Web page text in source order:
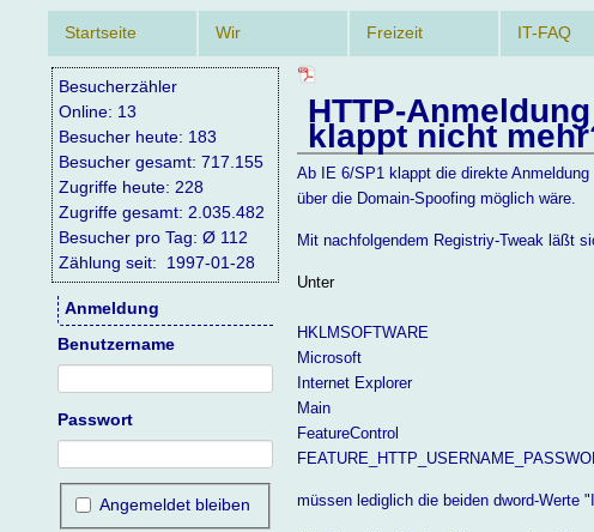
Navigation
überspringen
Startseite Wir Freizeit IT-FAQ
HTTP-
klappt nicht
Ab IE 6/SP1 klappt die direkte
über die Domain-Spoofing möglich wäre.
Mit nachfolgendem Registriy-Tweak läßt
Unter
HKLMSOFTWARE
Microsoft
Internet Explorer
Main
FeatureControl
müssen lediglich die beiden dword-Werte
Besucherzähler
Online: 13
Besucher heute: 183
Besucher gesamt: 717.155
Zugriffe heute: 228
Zugriffe gesamt: 2.035.482
Besucher pro Tag: Ø 112
Zählung seit: 1997-01-28
Anmeldung
Benutzername
Passwort
Angemeldet bleiben